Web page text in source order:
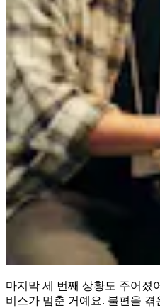
마지막 세 번째 상황도 주어졌
비스가 멈춘 거예요. 불편을